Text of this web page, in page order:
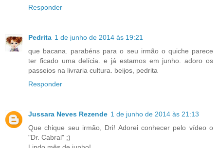
Responder
Pedrita 1 de junho de 2014 às 19:21
que bacana. parabéns para o seu irmão o quiche parece
ter ficado uma delícia. e já estamos em junho. adoro os
passeios na livraria cultura. beijos, pedrita
Responder
Jussara Neves Rezende 1 de junho de 2014 às 21:13
Que chique seu irmão, Dri! Adorei conhecer pelo vídeo o
"Dr. Cabral" ;)